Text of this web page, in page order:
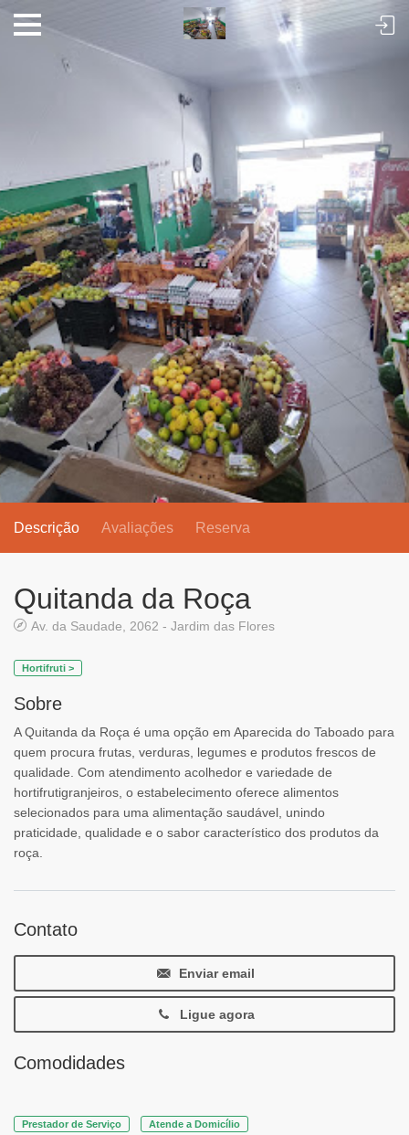
Descrição Avaliações Reserva
Quitanda da Roça
Av. da Saudade, 2062 - Jardim das Flores
Hortifruti >
Sobre
A Quitanda da Roça é uma opção em Aparecida do Taboado para
quem procura frutas, verduras, legumes e produtos frescos de
qualidade. Com atendimento acolhedor e variedade de
hortifrutigranjeiros, o estabelecimento oferece alimentos
selecionados para uma alimentação saudável, unindo
praticidade, qualidade e o sabor característico dos produtos da
roça.
Contato
Enviar email
Ligue agora
Comodidades
Prestador de Serviço Atende a Domicílio